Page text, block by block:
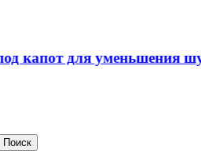
капот для уменьшения